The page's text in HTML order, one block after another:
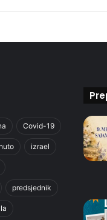
Covid-19
izrael
predsjednik